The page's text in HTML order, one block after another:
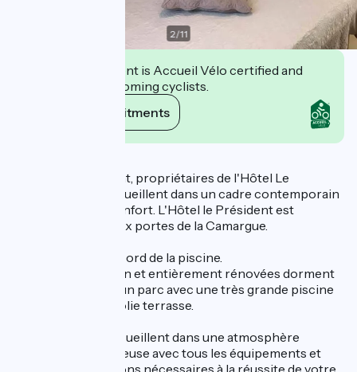
2/11
This establishment is Accueil Vélo certified and
commits to welcoming cyclists.
View its commitments
Sandrine et Vincent, propriétaires de l'Hôtel Le
Président vous accueillent dans un cadre contemporain
offrant calme et confort. L'Hôtel le Président est
idéalement situé aux portes de la Camargue.
Petit-déjeuner au bord de la piscine.
28 chambres design et entièrement rénovées dorment
de plein pied dans un parc avec une très grande piscine
extérieure et une jolie terrasse.
Vos hôtes vous accueillent dans une atmosphère
familiale et chaleureuse avec tous les équipements et
toutes les prestations nécessaires à la réussite de votre